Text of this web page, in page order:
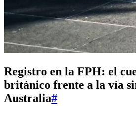
Registro en la FPH: el
británico frente a la vía
Australia#